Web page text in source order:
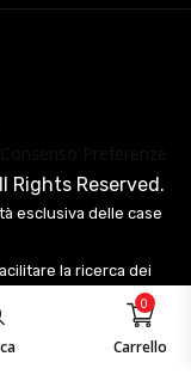
Carrello
0
Rights Reserved.
esclusiva delle case
la ricerca dei